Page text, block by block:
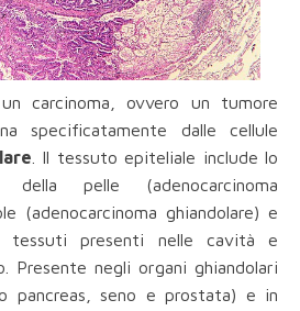
carcinoma, ovvero un tumore
specificatamente dalle cellule
. Il tessuto epiteliale include lo
pelle (adenocarcinoma
(adenocarcinoma ghiandolare) e
presenti nelle cavità e
Presente negli organi ghiandolari
pancreas, seno e prostata) e in